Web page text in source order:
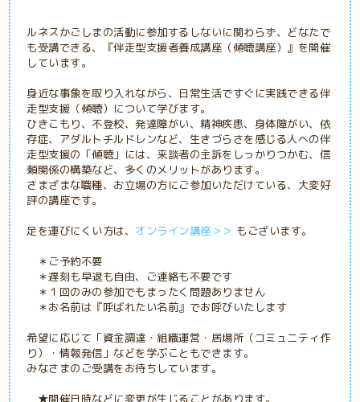
ルネスかごしまの活動に参加するしないに関わらず、どなたで
も受講できる、『伴走型支援者養成講座（傾聴講座）』を開催
しています。
身近な事象を取り入れながら、日常生活ですぐに実践できる伴
走型支援（傾聴）について学びます。
ひきこもり、不登校、発達障がい、精神疾患、身体障がい、依
存症、アダルトチルドレンなど、生きづらさを感じる人への伴
走型支援の「傾聴」には、来談者の主訴をしっかりつかむ、信
頼関係の構築など、多くのメリットがあります。
さまざまな職種、お立場の方にご参加いただけている、大変好
評の講座です。
足を運びにくい方は、 オンライン講座＞＞ もございます。
＊ご予約不要
＊遅刻も早退も自由、ご連絡も不要です
＊１回のみの参加でもまったく問題ありません
＊お名前は『呼ばれたい名前』でお呼びいたします
希望に応じて「資金調達・組織運営・居場所（コミュニティ作
り）・情報発信」などを学ぶこともできます。
みなさまのご受講をお待ちしています。
★開催日時などに変更が生じることがあります。